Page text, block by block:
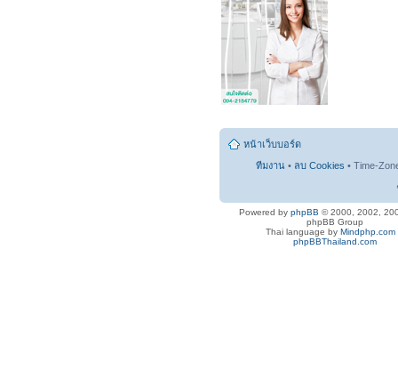
หน้าเว็บบอร์ด
ทีมงาน • ลบ Cookies • Time-
Powered by phpBB © 2000, 2002,
phpBB Group
Thai language by Mindphp.com
phpBBThailand.com